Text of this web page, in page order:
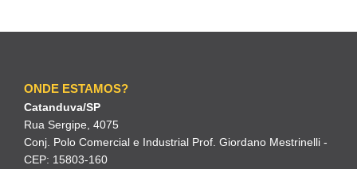
ONDE ESTAMOS?
Catanduva/SP
Rua Sergipe, 4075
Conj. Polo Comercial e Industrial Prof. Giordano Mestrinelli -
CEP: 15803-160